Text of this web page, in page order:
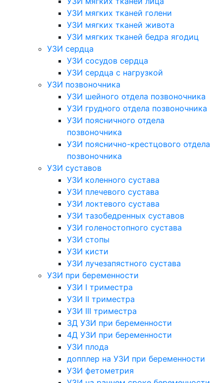
УЗИ мягких тканей голени
УЗИ мягких тканей живота
УЗИ мягких тканей бедра ягодиц
УЗИ сердца
УЗИ сосудов сердца
УЗИ сердца с нагрузкой
УЗИ позвоночника
УЗИ шейного отдела позвоночника
УЗИ грудного отдела позвоночника
УЗИ поясничного отдела
позвоночника
УЗИ пояснично-крестцового отдела
позвоночника
УЗИ суставов
УЗИ коленного сустава
УЗИ плечевого сустава
УЗИ локтевого сустава
УЗИ тазобедренных суставов
УЗИ голеностопного сустава
УЗИ стопы
УЗИ кисти
УЗИ лучезапястного сустава
УЗИ при беременности
УЗИ I триместра
УЗИ II триместра
УЗИ III триместра
3Д УЗИ при беременности
4Д УЗИ при беременности
УЗИ плода
допплер на УЗИ при беременности
УЗИ фетометрия